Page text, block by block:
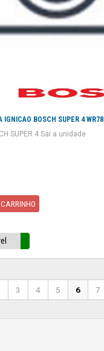
IGNICAO BOSCH SUPER 4 WR78
SUPER 4 Sai a unidade
3 4 5 6 7